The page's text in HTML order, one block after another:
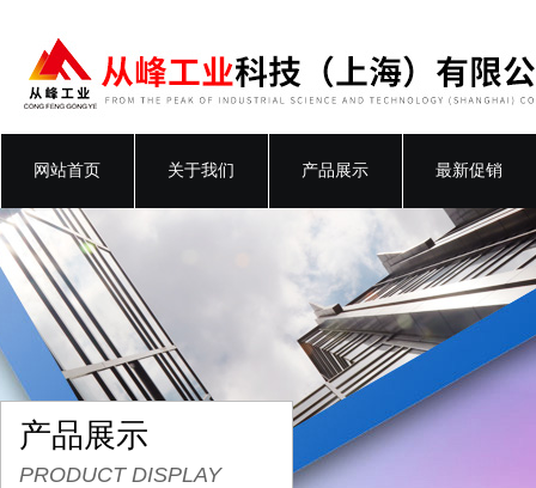
网站首页 关于我们 产品展示 最新促销
产品展示
PRODUCT DISPLAY